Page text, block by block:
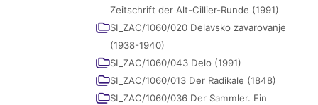
Zeitschrift der Alt-Cillier-Runde (1991)
SI_ZAC/1060/020 Delavsko zavarovanje
(1938-1940)
SI_ZAC/1060/043 Delo (1991)
SI_ZAC/1060/013 Der Radikale (1848)
SI_ZAC/1060/036 Der Sammler. Ein